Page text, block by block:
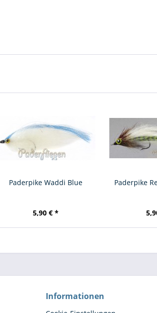
Paderpike Waddi Blue
5,90 € *
Paderpike
Informationen